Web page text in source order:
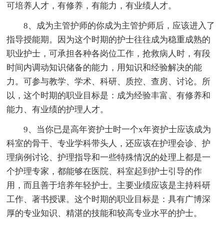
可培养人才，有修养，有能力，有业绩人才。
8、成为主管护师的你成为主管护师后，应该进入了
指导授能期。因为这个时期的护士往往成为稳重成熟的
职业护士，可承担各种各岗位工作，抢救病人时，有段
时间内调动知识储备的能力，用知识和经验解决的能
力。可参与教学、学术、科研、质控、查房、讨论。所
以，这个时期的职业目标是：成为经验丰富、有修养和
能力、有业绩的护理人才。
9、当你已是高年资护士时一个x年资护士应该成为
科室的骨干、专业学科带头人，还应该在护理会诊、护
理病例讨论、护理指导和一些特殊情况的处理上都是一
个护理专家，都能够在医院、科室起到护士引导的作
用，而且善于培养年轻护士。主要业绩应该是主持科研
工作、著书授课。这个时期的职业目标是：具有广博深
厚的专业知识、精湛的技能和较高专业水平的护士。